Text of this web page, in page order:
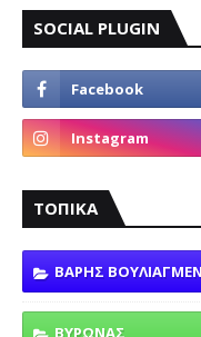
SOCIAL PLUGIN
ΤΟΠΙΚΑ
ΒΑΡΗΣ
ΒΥΡΩΝΑΣ